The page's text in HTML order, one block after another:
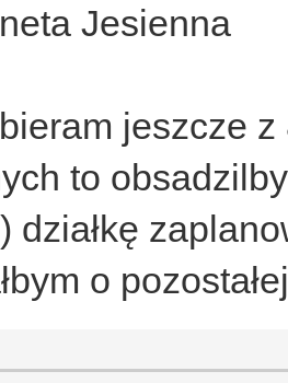
Jesienna
jeszcze
to
działkę
o